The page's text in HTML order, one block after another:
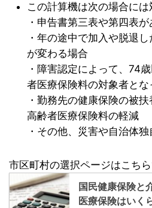
この計算機は次の場合には
・申告書第三表や第四表
・年の途中で加入や脱退
が変わる場合
・障害認定によって、74
者医療保険料の対象者とな
・勤務先の健康保険の被
高齢者医療保険料の軽減
・その他、災害や自治体
市区町村の選択ページはこちら
国民健康保険と
医療保険はいく